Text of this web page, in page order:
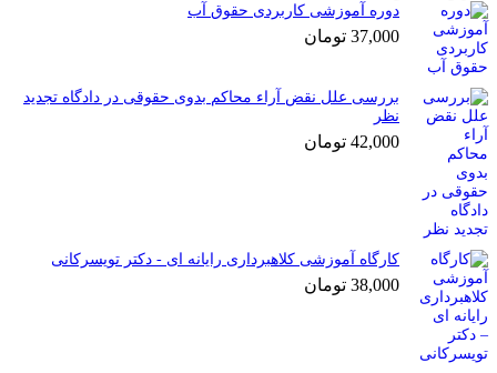
دوره آموزشی کاربردی حقوق آب
37,000 تومان
بررسی علل نقض آراء محاکم بدوی حقوقی در دادگاه تجدید
نظر
42,000 تومان
کارگاه آموزشی کلاهبرداری رایانه ای - دکتر تویسرکانی
38,000 تومان